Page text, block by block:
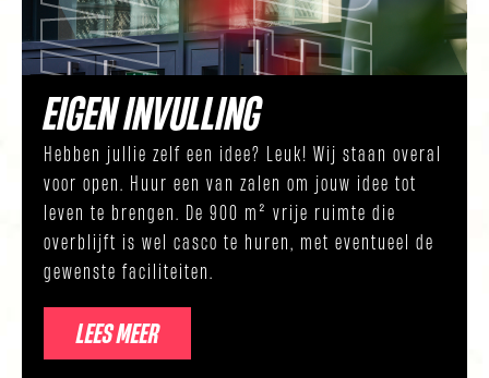
EIGEN INVULLING
Hebben jullie zelf een idee? Leuk! Wij staan overal
voor open. Huur een van zalen om jouw idee tot
leven te brengen. De 900 m² vrije ruimte die
overblijft is wel casco te huren, met eventueel de
gewenste faciliteiten.
LEES MEER